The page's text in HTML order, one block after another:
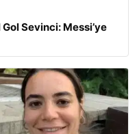
Sevinci: Messi’ye